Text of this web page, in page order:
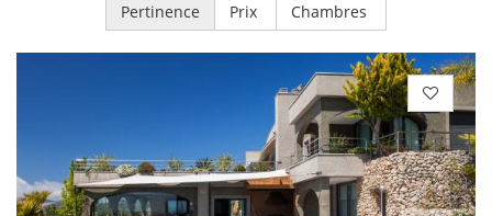
Pertinence Prix Chambres